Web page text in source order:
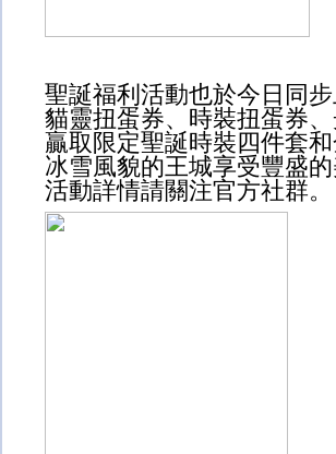
聖誕福利活動也於今日同
貓靈扭蛋券、時裝扭蛋券
贏取限定聖誕時裝四件套
冰雪風貌的王城享受豐盛
活動詳情請關注官方社群。